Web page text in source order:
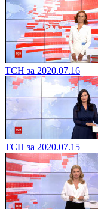
ТСН за 2020.07.16
ТСН за 2020.07.15